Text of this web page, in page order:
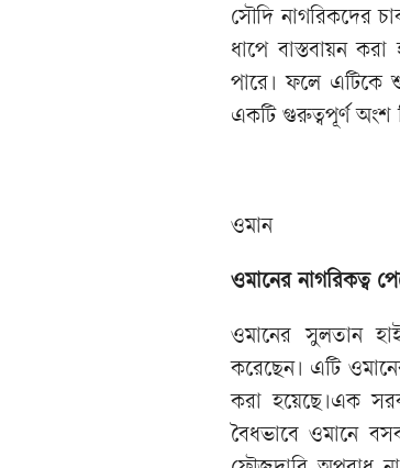
সৌদি নাগরিকদের
ধাপে বাস্তবায়ন
পারে। ফলে এটিকে
একটি গুরুত্বপূর্ণ অংশ
ওমান
ওমানের নাগরিকত্ব
ওমানের সুলতান
করেছেন। এটি
করা হয়েছে।এক
বৈধভাবে ওমানে